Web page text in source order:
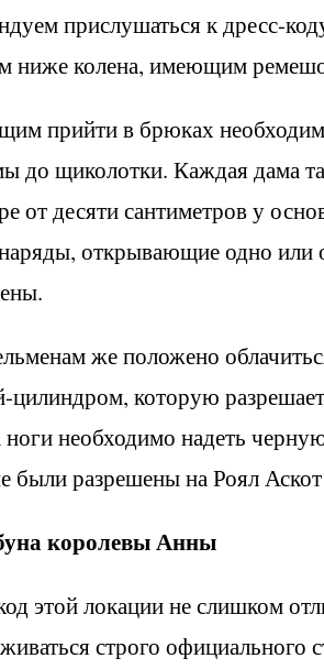
прислушаться к дресс-
ниже колена, имеющим
прийти в брюках
до щиколотки. Каждая дама
от десяти сантиметров у
открывающие одно или
же положено
которую
необходимо надеть
были разрешены на Роял
королевы Анны
этой локации не слишком
строго официального